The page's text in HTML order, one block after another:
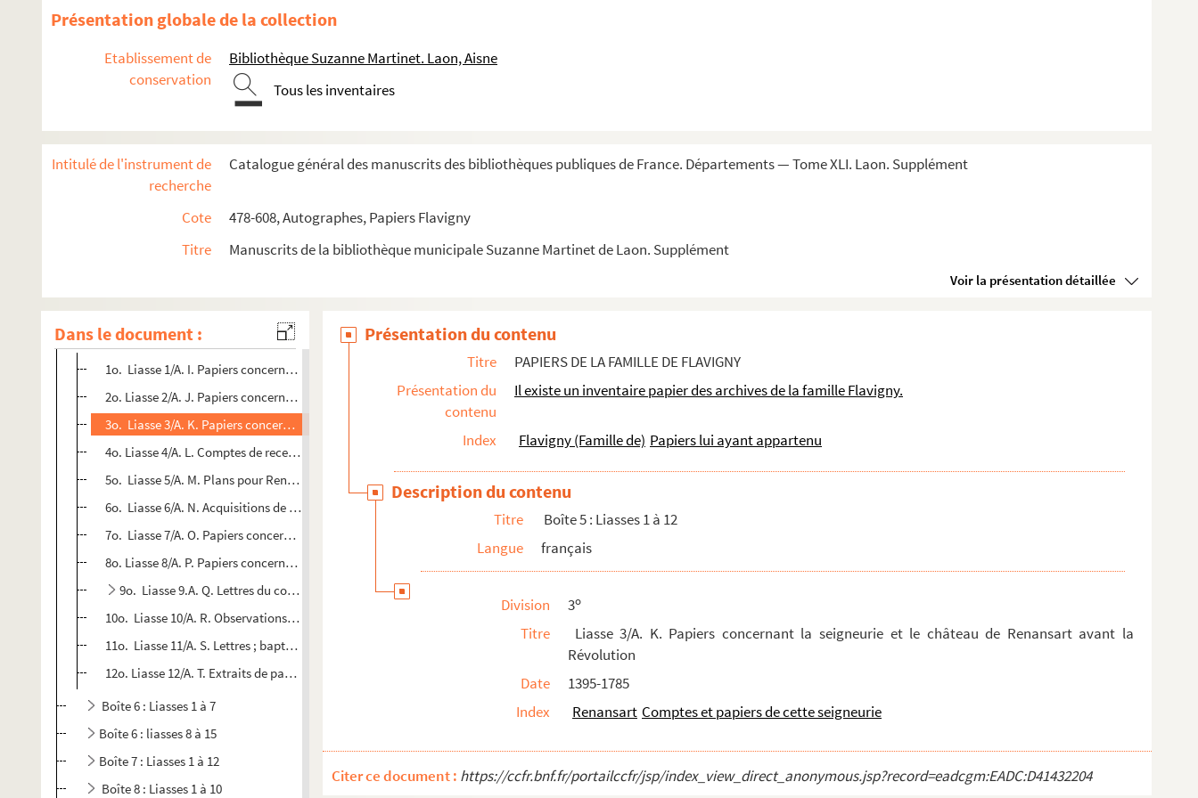
Présentation globale de la collection
Etablissement de
conservation
Bibliothèque Suzanne Martinet. Laon, Aisne
Tous les inventaires
Intitulé de l'instrument de
recherche
Catalogue général des manuscrits des bibliothèques publiques de France. Départements — Tome XLI. Laon. Supplément
Cote
478-608, Autographes, Papiers Flavigny
Titre
Manuscrits de la bibliothèque municipale Suzanne Martinet de Laon. Supplément
Voir la présentation détaillée
Dans le document :
576-607. Collection des mémoires des intendants
608. Description de l'Etna. Précis d'un voyage fait à l'Etna, en juin 1781, par le commandant Dolomire, t...
AUTOGRAPHES
PAPIERS DE LA FAMILLE DE FLAVIGNY
Boîte 1 : liasse 1 à 6
Boîte 1 : liasses 7 à 11
Boîte 2 : Liasses 4 à 7
Boîte 3 : Liasses 1 à 5
Boîte 4 : liasses 1 à 4
Boîte 5 : Liasses 1 à 12
1o. Liasse 1/A. I. Papiers concernant les Flavigny, vicomtes de Renansart
2o. Liasse 2/A. J. Papiers concernant les comptes de M. Jean-Jacques Leroux, notaire à Tendeuil, près La...
3o. Liasse 3/A. K. Papiers concernant la seigneurie et le château de Renansart avant la Révolution
4o. Liasse 4/A. L. Comptes de recette générale et de dépenses de M. Leroux pour Renansart, Surfontaine, ...
5o. Liasse 5/A. M. Plans pour Renansart et Brissay.
6o. Liasse 6/A. N. Acquisitions de Brissay, de Girondelle et de La Certaux
7o. Liasse 7/A. O. Papiers concernant la consistance et le revenu de Brissay, de Girondelle et de La Ce...
8o. Liasse 8/A. P. Papiers concernant les cendrières de Picardie, années 1786 à 1788, et l'entreprise de...
9o. Liasse 9.A. Q. Lettres du comte Louis-Agathon de Flavigny à sa femme, à son beau-père et à son oncl...
10o. Liasse 10/A. R. Observations du comte de Flavigny sur le projet de prendre les terres de son père à...
11o. Liasse 11/A. S. Lettres ; baptêmes ; reliques. Parmi les lettres, il y en a une de Louis XV, trois ...
12o. Liasse 12/A. T. Extraits de papiers de famille et d'affaires, copies de plans, lesquels plans et pap...
Boîte 6 : Liasses 1 à 7
Boîte 6 : liasses 8 à 15
Boîte 7 : Liasses 1 à 12
Boîte 8 : Liasses 1 à 10
Présentation du contenu
Titre
PAPIERS DE LA FAMILLE DE FLAVIGNY
Présentation du
contenu
Il existe un inventaire papier des archives de la famille Flavigny.
Index Flavigny (Famille de) Papiers lui ayant appartenu
Description du contenu
Titre
Boîte 5 : Liasses 1 à 12
Langue
français
Division 3o
Titre
Liasse 3/A. K. Papiers concernant la seigneurie et le château de Renansart avant la
Révolution
Date
1395-1785
Index
Renansart Comptes et papiers de cette seigneurie
Citer ce document : https://ccfr.bnf.fr/portailccfr/jsp/index_view_direct_anonymous.jsp?record=eadcgm:EADC:D41432204